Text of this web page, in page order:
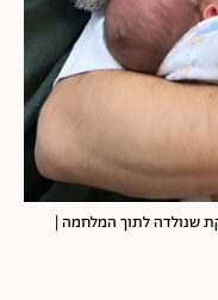
שנולדה לתוך המלחמה |